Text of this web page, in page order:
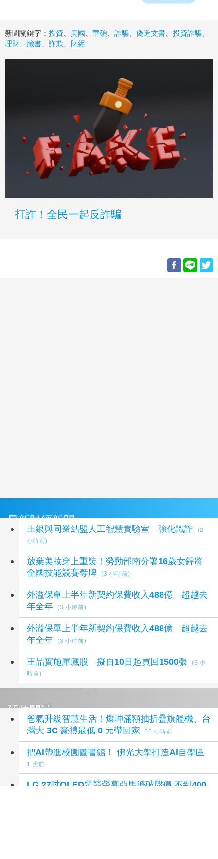
新聞關鍵字： 投資 美國 華碩 詐騙 偽造文書 投資詐騙
理財
臉書 詐欺 財經
打詐！全民一起反詐騙
最新財經新聞
土銀與同業結盟人工智慧實驗室 強化識詐
(2
小時前)
放棄美妝穿上重裝！勞動部南分署16歲女銲將
全國技能競賽奪牌
(3 小時前)
外溢保單上半年新契約保費收入488億 超越去
年全年
(3 小時前)
外溢保單上半年新契約保費收入488億 超越去
年全年
(3 小時前)
王品實施庫藏股 擬自10日起買回1500張
(3 小
時前)
延伸閱讀
爸氣升級智慧生活！燦坤滿額抽折疊旗艦機、台
灣大 3C 豪禮最低 0 元帶回家
22 小時前
把AI帶進校園圖書館！ 佛光大學打造AI自學區
1 天前
LG 27吋OLED電競螢幕亞馬遜破盤價 不到400